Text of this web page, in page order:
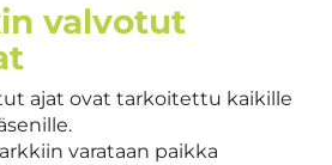
valvotut
ajat ovat tarkoitettu kaikille
varataan paikka